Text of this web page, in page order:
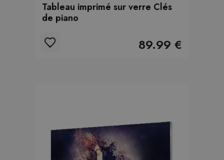
Tableau imprimé sur verre Clés
de piano
89.99 €